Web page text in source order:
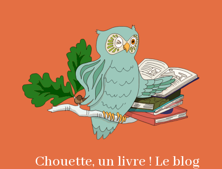
Chouette, un livre ! Le blog